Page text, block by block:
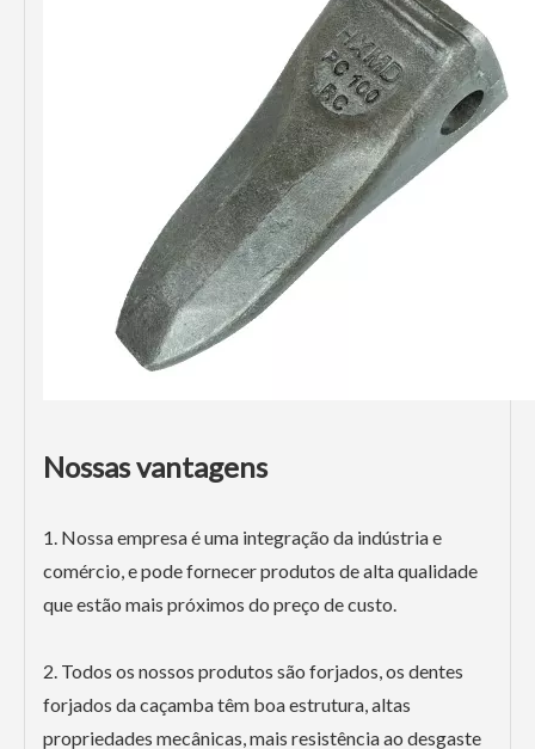
Nossas vantagens
1. Nossa empresa é uma integração da indústria e
comércio, e pode fornecer produtos de alta qualidade
que estão mais próximos do preço de custo.
2. Todos os nossos produtos são forjados, os dentes
forjados da caçamba têm boa estrutura, altas
propriedades mecânicas, mais resistência ao desgaste